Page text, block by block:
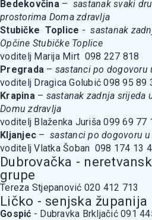
Bedekovčina – sastanak svaki
prostorima Doma zdravlja
Stubičke Toplice - sastanak
Opčine Stubičke Toplice
voditelj Marija Mirt 098 227 818
Pregrada – sastanci po dogovoru
voditelj Dragica Golubić 098 95 89
Krapina– sastanak zadnja srijeda
Domu zdravlja
voditelj Blaženka Juriša 099 69 77
Kljanjec – sastanci po dogovoru
voditelj Vlatka Šoban 098 174 13
Dubrovačka -
grupe
Tereza Stjepanović 020 412 713
Ličko - senjska županija
Gospić - Dubravka Brkljačić 091